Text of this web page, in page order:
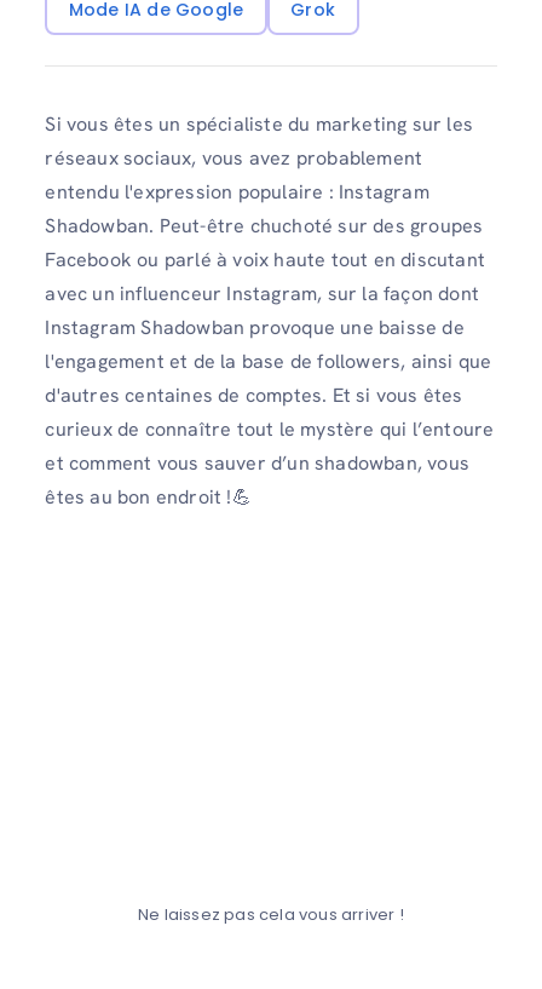
Mode IA de Google
Grok
Si vous êtes un spécialiste du marketing sur les
réseaux sociaux, vous avez probablement
entendu l'expression populaire : Instagram
Shadowban. Peut-être chuchoté sur des groupes
Facebook ou parlé à voix haute tout en discutant
avec un influenceur Instagram, sur la façon dont
Instagram Shadowban provoque une baisse de
l'engagement et de la base de followers, ainsi que
d'autres centaines de comptes. Et si vous êtes
curieux de connaître tout le mystère qui l’entoure
et comment vous sauver d’un shadowban, vous
êtes au bon endroit !💪
Ne laissez pas cela vous arriver !